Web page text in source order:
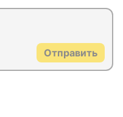
Отправить